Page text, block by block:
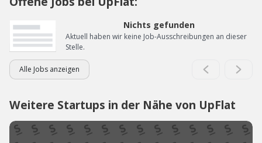
Nichts gefunden
Aktuell haben wir keine Job-Ausschreibungen an dieser
Stelle.
Alle Jobs anzeigen
Weitere Startups in der Nähe von UpFlat